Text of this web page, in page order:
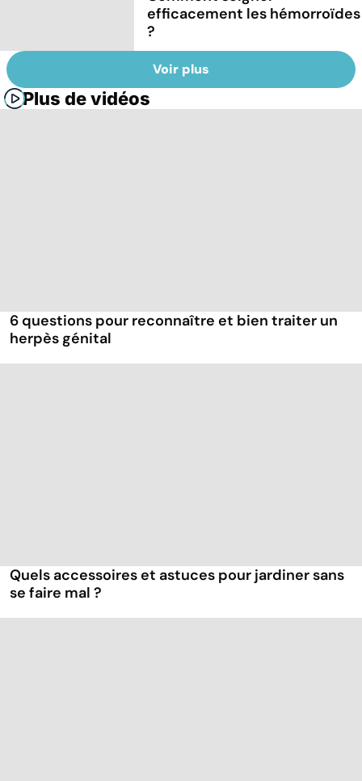
efficacement les hémorroïdes
?
Voir plus
Plus de vidéos
6 questions pour reconnaître et bien traiter un
herpès génital
Quels accessoires et astuces pour jardiner sans
se faire mal ?